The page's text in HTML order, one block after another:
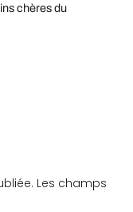
chères du
Les champs